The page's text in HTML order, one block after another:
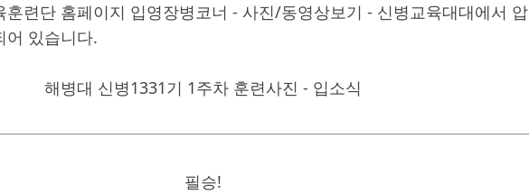
훈련단 홈페이지 입영장병코너 - 사진/동영상보기 - 신병교육대대에서 압
어 있습니다.
해병대 신병1331기 1주차 훈련사진 - 입소식
필승!